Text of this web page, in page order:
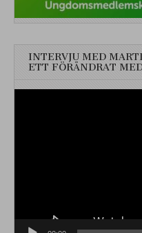
INTERVJU MED
ETT FÖRÄNDRAT